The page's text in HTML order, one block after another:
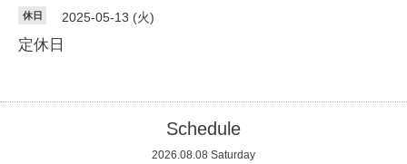
休日 2025-05-13 (火)
定休日
Schedule
2026.08.08 Saturday